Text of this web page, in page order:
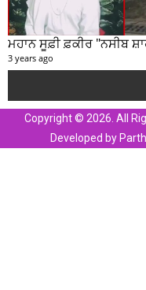
3 years ago
Copyright © 2026. All
Developed by